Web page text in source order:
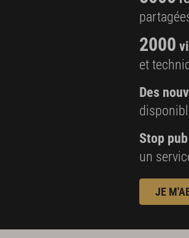
2000
et
Des
Stop pub
un
JE